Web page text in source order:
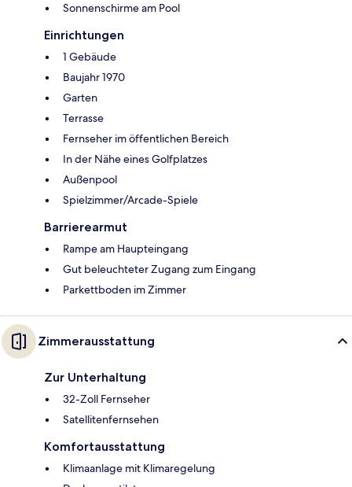
Sonnenschirme am Pool
Einrichtungen
1 Gebäude
Baujahr 1970
Garten
Terrasse
Fernseher im öffentlichen Bereich
In der Nähe eines Golfplatzes
Außenpool
Spielzimmer/Arcade-Spiele
Barrierearmut
Rampe am Haupteingang
Gut beleuchteter Zugang zum Eingang
Parkettboden im Zimmer
Zimmerausstattung
Zur Unterhaltung
32-Zoll Fernseher
Satellitenfernsehen
Komfortausstattung
Klimaanlage mit Klimaregelung